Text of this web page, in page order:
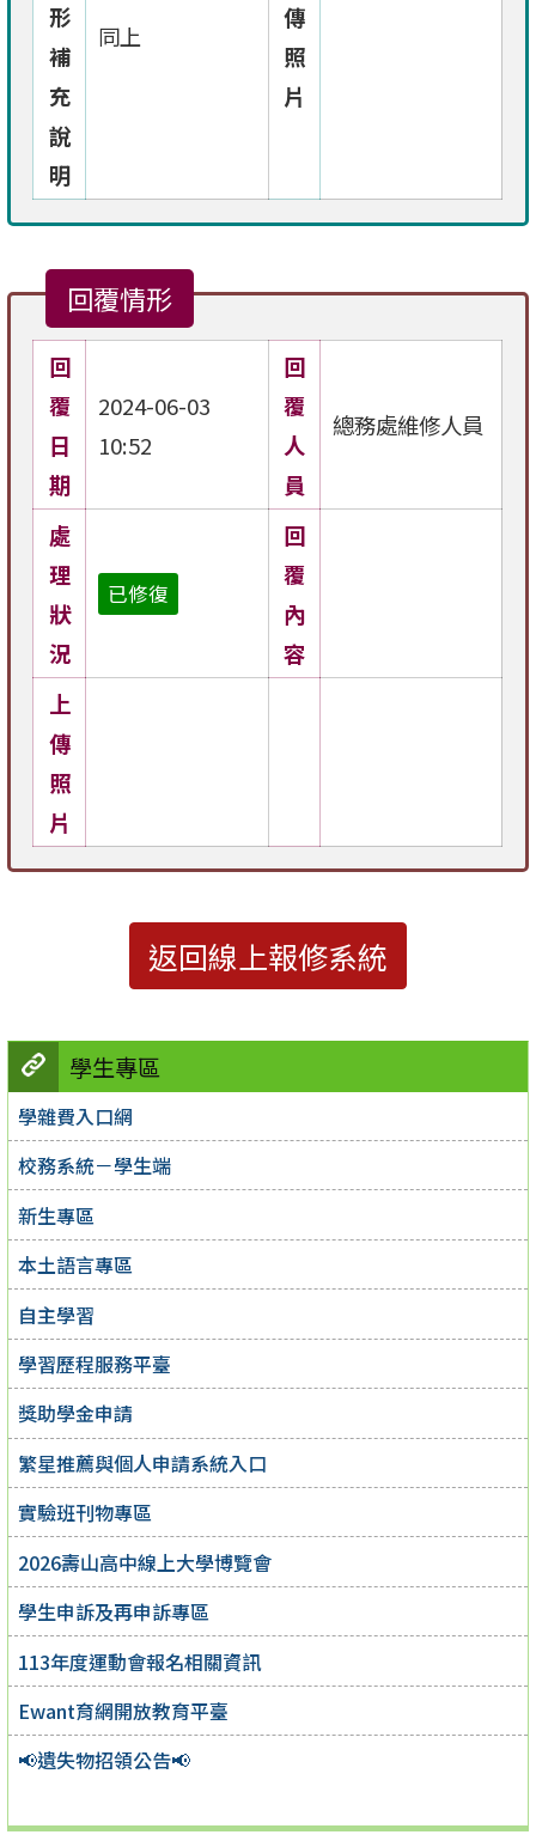
學生專區
學雜費入口網
校務系統－學生端
新生專區
本土語言專區
自主學習
學習歷程服務平臺
獎助學金申請
繁星推薦與個人申請系統入口
實驗班刊物專區
2026壽山高中線上大學博覽會
學生申訴及再申訴專區
113年度運動會報名相關資訊
Ewant育網開放教育平臺
📢遺失物招領公告📢
形
補
充
說
明
同上
傳
照
片
回覆情形
回
覆
日
期
2024-06-03
10:52
回
覆
人
員
總務處維修人員
處
理
狀
況
已修復
回
覆
內
容
上
傳
照
片
返回線上報修系統